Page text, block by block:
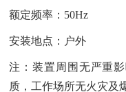
额定频率：50Hz
安装地点：户外
注：装置周围无严重
质，工作场所无火灾及